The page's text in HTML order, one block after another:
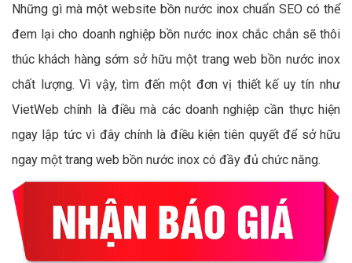
Những gì mà một website bồn nước inox chuẩn SEO có thể
đem lại cho doanh nghiệp bồn nước inox chắc chắn sẽ thôi
thúc khách hàng sớm sở hữu một trang web bồn nước inox
chất lượng. Vì vậy, tìm đến một đơn vị thiết kế uy tín như
VietWeb chính là điều mà các doanh nghiệp cần thực hiện
ngay lập tức vì đây chính là điều kiện tiên quyết để sở hữu
ngay một trang web bồn nước inox có đầy đủ chức năng.